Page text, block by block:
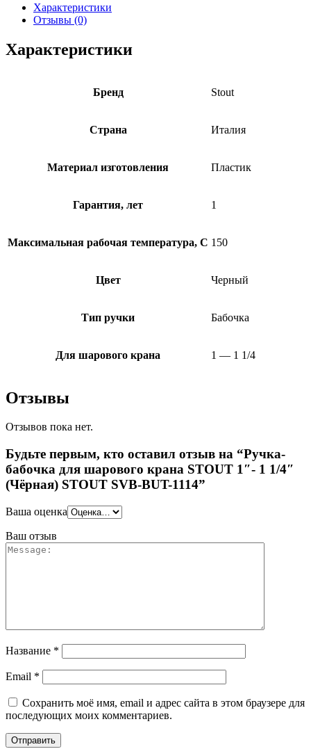
Характеристики
Отзывы (0)
Характеристики
Бренд Stout
Страна Италия
Материал изготовления Пластик
Гарантия, лет 1
Максимальная рабочая температура, C 150
Цвет Черный
Тип ручки Бабочка
Для шарового крана 1 — 1 1/4
Отзывы
Отзывов пока нет.
Будьте первым, кто оставил отзыв на “Ручка-
бабочка для шарового крана STOUT 1″- 1 1/4″
(Чёрная) STOUT SVB-BUT-1114”
Ваша оценка
Ваш отзыв
Название *
Email *
Сохранить моё имя, email и адрес сайта в этом браузере для
последующих моих комментариев.